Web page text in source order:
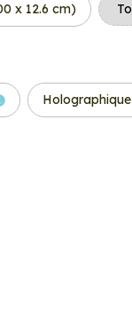
x 12.6 cm)
Holographique